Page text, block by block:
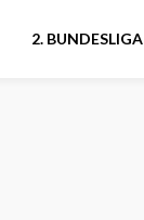
2. BUNDESLIGA